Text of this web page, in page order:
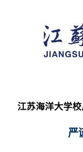
江苏海洋大学校
严